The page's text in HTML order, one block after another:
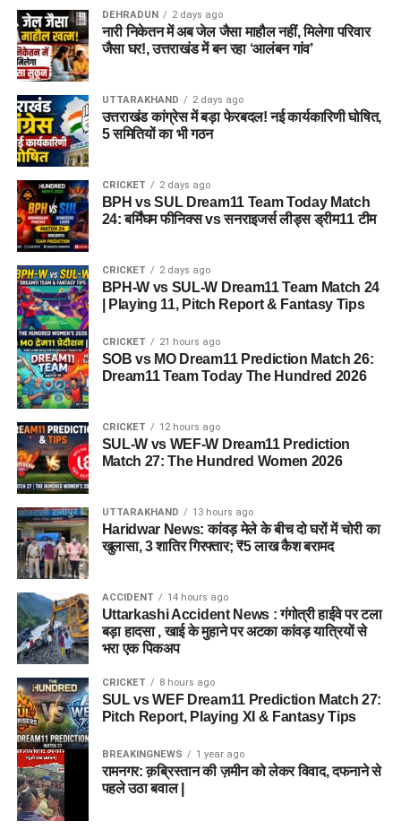
DEHRADUN 2 days ago
नारी निकेतन में अब जेल जैसा माहौल नहीं, मिलेगा परिवार
जैसा घर!, उत्तराखंड में बन रहा ‘आलंबन गांव’
UTTARAKHAND 2 days ago
उत्तराखंड कांग्रेस में बड़ा फेरबदल! नई कार्यकारिणी घोषित,
5 समितियों का भी गठन
CRICKET 2 days ago
BPH vs SUL Dream11 Team Today Match
24: बर्मिंघम फीनिक्स vs सनराइजर्स लीड्स ड्रीम11 टीम
CRICKET 2 days ago
BPH-W vs SUL-W Dream11 Team Match 24
| Playing 11, Pitch Report & Fantasy Tips
CRICKET 21 hours ago
SOB vs MO Dream11 Prediction Match 26:
Dream11 Team Today The Hundred 2026
CRICKET 12 hours ago
SUL-W vs WEF-W Dream11 Prediction
Match 27: The Hundred Women 2026
UTTARAKHAND 13 hours ago
Haridwar News: कांवड़ मेले के बीच दो घरों में चोरी का
खुलासा, 3 शातिर गिरफ्तार; ₹5 लाख कैश बरामद
ACCIDENT 14 hours ago
Uttarkashi Accident News : गंगोत्री हाईवे पर टला
बड़ा हादसा , खाई के मुहाने पर अटका कांवड़ यात्रियों से
भरा एक पिकअप
CRICKET 8 hours ago
SUL vs WEF Dream11 Prediction Match 27:
Pitch Report, Playing XI & Fantasy Tips
BREAKINGNEWS 1 year ago
रामनगर: क़ब्रिस्तान की ज़मीन को लेकर विवाद, दफनाने से
पहले उठा बवाल |